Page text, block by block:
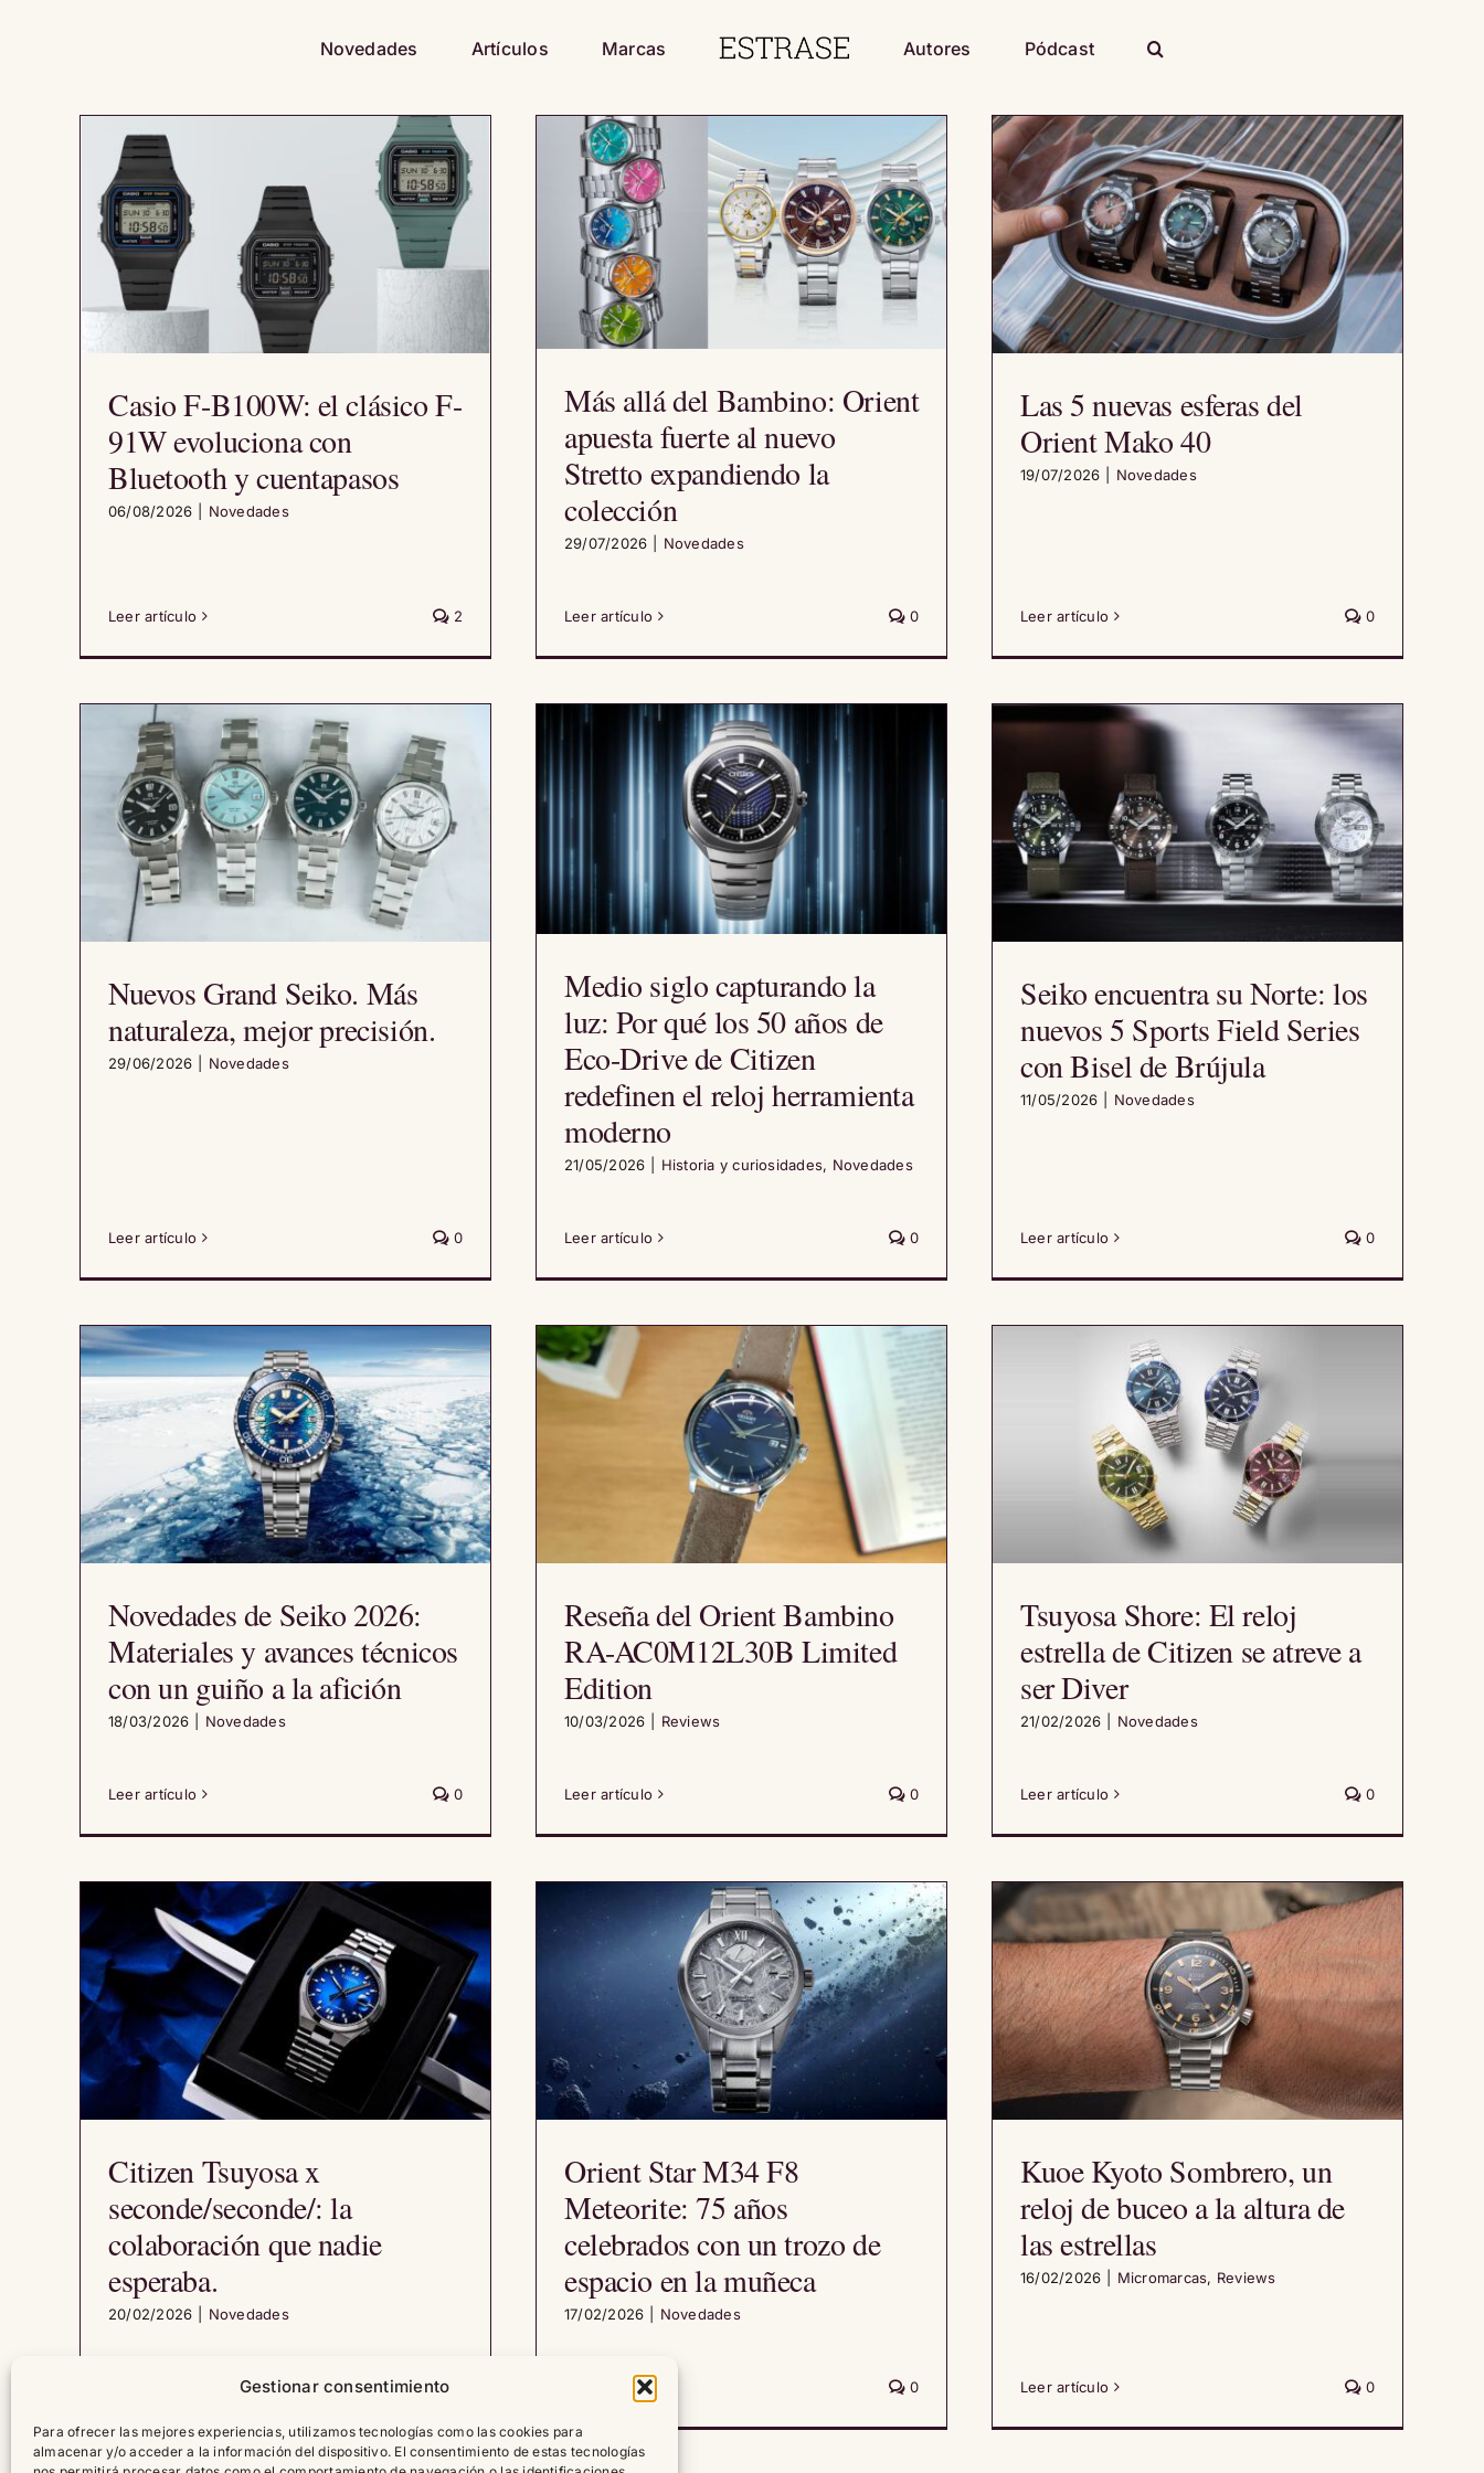
Gestionar consentimiento
Para ofrecer las mejores experiencias, utilizamos tecnologías como las cookies para
almacenar y/o acceder a la información del dispositivo. El consentimiento de estas tecnologías
Novedades Artículos Marcas Autores Pódcast
Casio F-B100W: el clásico F-
91W evoluciona con
Bluetooth y cuentapasos
06/08/2026 Novedades
Leer artículo 2
Más allá del Bambino: Orient
apuesta fuerte al nuevo
Stretto expandiendo la
colección
29/07/2026 Novedades
Leer artículo 0
Las 5 nuevas esferas del
Orient Mako 40
19/07/2026 Novedades
Leer artículo 0
Nuevos Grand Seiko. Más
naturaleza, mejor precisión.
29/06/2026 Novedades
Leer artículo 0
Medio siglo capturando la
luz: Por qué los 50 años de
Eco-Drive de Citizen
redefinen el reloj herramienta
moderno
21/05/2026 Historia y curiosidades, Novedades
Leer artículo 0
Seiko encuentra su Norte: los
nuevos 5 Sports Field Series
con Bisel de Brújula
11/05/2026 Novedades
Leer artículo 0
Novedades de Seiko 2026:
Materiales y avances técnicos
con un guiño a la afición
18/03/2026 Novedades
Leer artículo 0
Reseña del Orient Bambino
RA-AC0M12L30B Limited
Edition
10/03/2026 Reviews
Leer artículo 0
Tsuyosa Shore: El reloj
estrella de Citizen se atreve a
ser Diver
21/02/2026 Novedades
Leer artículo 0
Citizen Tsuyosa x
seconde/seconde/: la
colaboración que nadie
esperaba.
20/02/2026 Novedades
2
Orient Star M34 F8
Meteorite: 75 años
celebrados con un trozo de
espacio en la muñeca
17/02/2026 Novedades
Leer artículo 0
Kuoe Kyoto Sombrero, un
reloj de buceo a la altura de
las estrellas
16/02/2026 Micromarcas, Reviews
Leer artículo 0